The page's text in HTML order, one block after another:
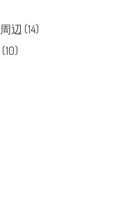
辺 (14)
(10)